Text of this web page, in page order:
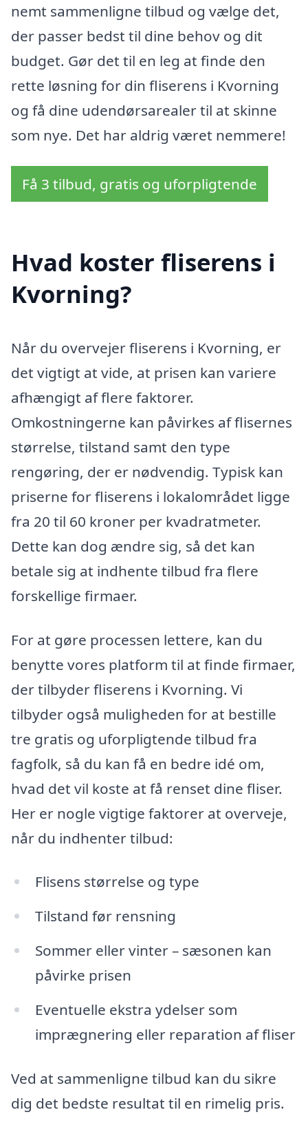
nemt sammenligne tilbud og vælge det,
der passer bedst til dine behov og dit
budget. Gør det til en leg at finde den
rette løsning for din fliserens i Kvorning
og få dine udendørsarealer til at skinne
som nye. Det har aldrig været nemmere!
Få 3 tilbud, gratis og uforpligtende
Hvad koster fliserens i
Kvorning?
Når du overvejer fliserens i Kvorning, er
det vigtigt at vide, at prisen kan variere
afhængigt af flere faktorer.
Omkostningerne kan påvirkes af flisernes
størrelse, tilstand samt den type
rengøring, der er nødvendig. Typisk kan
priserne for fliserens i lokalområdet ligge
fra 20 til 60 kroner per kvadratmeter.
Dette kan dog ændre sig, så det kan
betale sig at indhente tilbud fra flere
forskellige firmaer.
For at gøre processen lettere, kan du
benytte vores platform til at finde firmaer,
der tilbyder fliserens i Kvorning. Vi
tilbyder også muligheden for at bestille
tre gratis og uforpligtende tilbud fra
fagfolk, så du kan få en bedre idé om,
hvad det vil koste at få renset dine fliser.
Her er nogle vigtige faktorer at overveje,
når du indhenter tilbud:
Flisens størrelse og type
Tilstand før rensning
Sommer eller vinter – sæsonen kan
påvirke prisen
Eventuelle ekstra ydelser som
imprægnering eller reparation af fliser
Ved at sammenligne tilbud kan du sikre
dig det bedste resultat til en rimelig pris.